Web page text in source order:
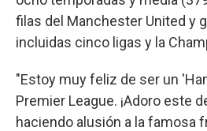
filas del Manchester United y
incluidas cinco ligas y la
"Estoy muy feliz de ser un
Premier League. ¡Adoro este
haciendo alusión a la famosa